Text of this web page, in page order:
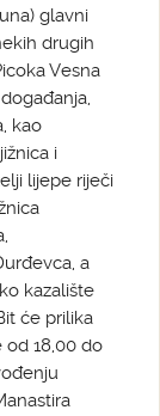
glavni
drugih
Vesna
kao
i
lijepe riječi
a
kazalište
će prilika
od 18,00 do